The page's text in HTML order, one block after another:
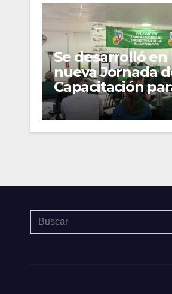
Se desarrolló en
nueva Jornada
Capacitación
y Delegados